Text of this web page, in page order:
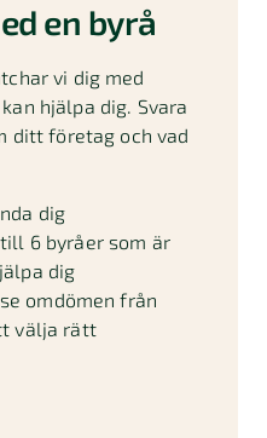
en byrå
vi dig med
hjälpa dig. Svara
ditt företag och vad
dig
6 byråer som är
dig
omdömen från
välja rätt